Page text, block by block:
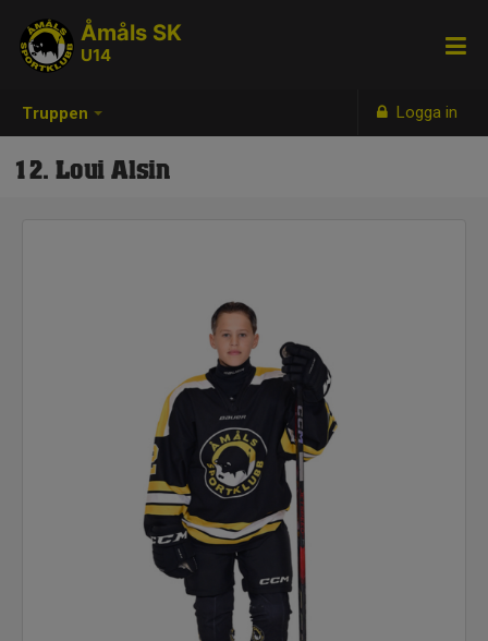
Truppen Logga in
Åmåls SK
U14
12. Loui Alsin